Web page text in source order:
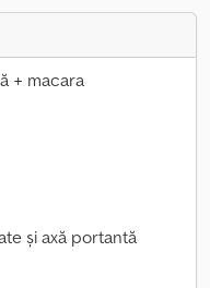
+ macara
și axă portantă